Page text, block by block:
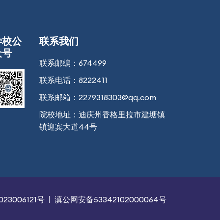
公
联系我们
联系邮编： 674499
联系电话： 8222411
联系邮箱： 2279318303@qq.com
院校地址： 迪庆州香格里拉市建塘镇
镇迎宾大道44号
号 滇公网安备53342102000064号